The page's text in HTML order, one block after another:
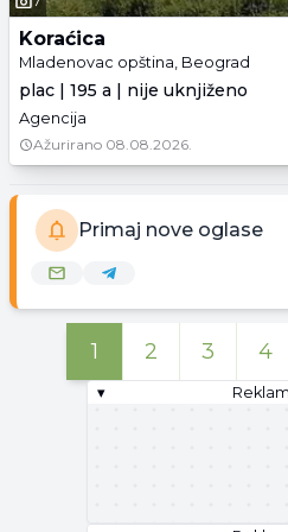
Koraćica
Mladenovac opština, Beograd
plac | 195 a | nije uknjiženo
Agencija
Ažurirano 08.08.2026.
Primaj nove oglase
1 2 3 4
▾